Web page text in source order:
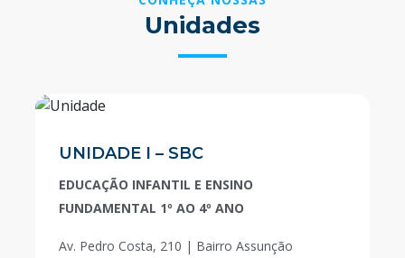
Unidades
UNIDADE I – SBC
EDUCAÇÃO INFANTIL E ENSINO
FUNDAMENTAL 1º AO 4º ANO
Av. Pedro Costa, 210 | Bairro Assunção